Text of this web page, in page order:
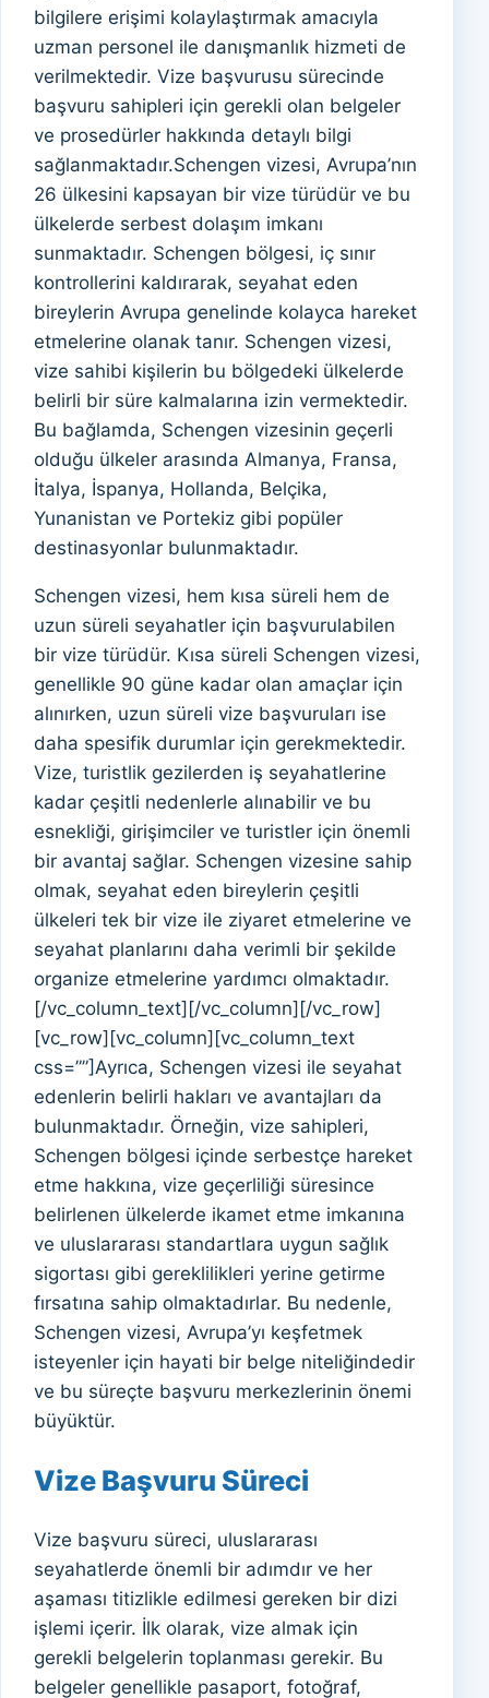
bilgilere erişimi kolaylaştırmak amacıyla
uzman personel ile danışmanlık hizmeti de
verilmektedir. Vize başvurusu sürecinde
başvuru sahipleri için gerekli olan belgeler
ve prosedürler hakkında detaylı bilgi
sağlanmaktadır.Schengen vizesi, Avrupa’nın
26 ülkesini kapsayan bir vize türüdür ve bu
ülkelerde serbest dolaşım imkanı
sunmaktadır. Schengen bölgesi, iç sınır
kontrollerini kaldırarak, seyahat eden
bireylerin Avrupa genelinde kolayca hareket
etmelerine olanak tanır. Schengen vizesi,
vize sahibi kişilerin bu bölgedeki ülkelerde
belirli bir süre kalmalarına izin vermektedir.
Bu bağlamda, Schengen vizesinin geçerli
olduğu ülkeler arasında Almanya, Fransa,
İtalya, İspanya, Hollanda, Belçika,
Yunanistan ve Portekiz gibi popüler
destinasyonlar bulunmaktadır.
Schengen vizesi, hem kısa süreli hem de
uzun süreli seyahatler için başvurulabilen
bir vize türüdür. Kısa süreli Schengen vizesi,
genellikle 90 güne kadar olan amaçlar için
alınırken, uzun süreli vize başvuruları ise
daha spesifik durumlar için gerekmektedir.
Vize, turistlik gezilerden iş seyahatlerine
kadar çeşitli nedenlerle alınabilir ve bu
esnekliği, girişimciler ve turistler için önemli
bir avantaj sağlar. Schengen vizesine sahip
olmak, seyahat eden bireylerin çeşitli
ülkeleri tek bir vize ile ziyaret etmelerine ve
seyahat planlarını daha verimli bir şekilde
organize etmelerine yardımcı olmaktadır.
[/vc_column_text][/vc_column][/vc_row]
[vc_row][vc_column][vc_column_text
css=””]Ayrıca, Schengen vizesi ile seyahat
edenlerin belirli hakları ve avantajları da
bulunmaktadır. Örneğin, vize sahipleri,
Schengen bölgesi içinde serbestçe hareket
etme hakkına, vize geçerliliği süresince
belirlenen ülkelerde ikamet etme imkanına
ve uluslararası standartlara uygun sağlık
sigortası gibi gereklilikleri yerine getirme
fırsatına sahip olmaktadırlar. Bu nedenle,
Schengen vizesi, Avrupa’yı keşfetmek
isteyenler için hayati bir belge niteliğindedir
ve bu süreçte başvuru merkezlerinin önemi
büyüktür.
Vize Başvuru Süreci
Vize başvuru süreci, uluslararası
seyahatlerde önemli bir adımdır ve her
aşaması titizlikle edilmesi gereken bir dizi
işlemi içerir. İlk olarak, vize almak için
gerekli belgelerin toplanması gerekir. Bu
belgeler genellikle pasaport, fotoğraf,